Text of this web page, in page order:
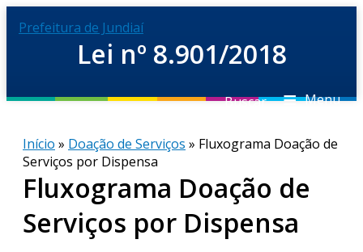
Prefeitura de Jundiaí
Lei nº 8.901/2018
≡ Menu
Buscar
Início » Doação de Serviços » Fluxograma Doação de
Serviços por Dispensa
Fluxograma Doação de
Serviços por Dispensa